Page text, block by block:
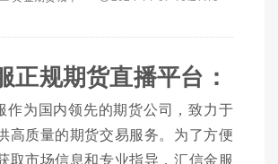
正规期货直播平台：
作为国内领先的期货公司，致力于
高质量的期货交易服务。为了方便
取市场信息和专业指导，汇信金服